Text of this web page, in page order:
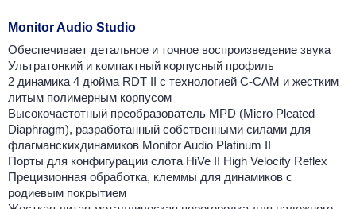
Monitor Audio Studio
Обеспечивает детальное и точное воспроизведение звука
Ультратонкий и компактный корпусный профиль
2 динамика 4 дюйма RDT II с технологией C-CAM и жестким
литым полимерным корпусом
Высокочастотный преобразователь MPD (Micro Pleated
Diaphragm), разработанный собственными силами для
флагманскихдинамиков Monitor Audio Platinum II
Порты для конфигурации слота HiVe II High Velocity Reflex
Прецизионная обработка, клеммы для динамиков с
родиевым покрытием